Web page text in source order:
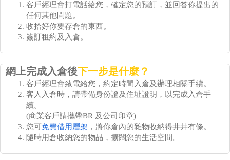
客戶經理會打電話給您，確定您的預訂，並回答你提出的
任何其他問題。
收拾好你要存倉的東西。
簽訂租約及入倉。
網上完成入倉後下一步是什麼？
客戶經理會致電給您，約定時間入倉及辦理相關手續。
客人入倉時，請帶備身份證及住址證明，以完成入倉手
續。
(商業客戶請攜帶BR 及公司印章)
您可免費借用層架 ，將你倉內的雜物收納得井井有條。
隨時用倉收納您的物品，擴闊您的生活空間。